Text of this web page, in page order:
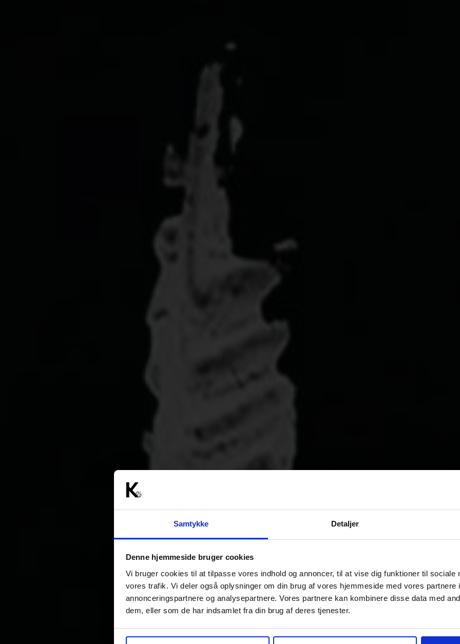
Samtykke Detaljer
Denne hjemmeside bruger cookies
Vi bruger cookies til at tilpasse vores indhold og annoncer, til at vise dig funktioner til sociale
vores trafik. Vi deler også oplysninger om din brug af vores hjemmeside med vores partnere
annonceringspartnere og analysepartnere. Vores partnere kan kombinere disse data med
dem, eller som de har indsamlet fra din brug af deres tjenester.